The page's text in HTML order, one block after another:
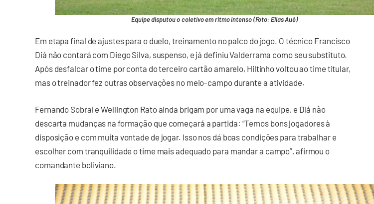
Equipe disputou o coletivo em ritmo intenso (Foto: Elias Auê)
Em etapa final de ajustes para o duelo, treinamento no palco do jogo. O técnico Francisco
Diá não contará com Diego Silva, suspenso, e já definiu Valderrama como seu substituto.
Após desfalcar o time por conta do terceiro cartão amarelo, Hiltinho voltou ao time titular,
mas o treinador fez outras observações no meio-campo durante a atividade.
Fernando Sobral e Wellington Rato ainda brigam por uma vaga na equipe, e Diá não
descarta mudanças na formação que começará a partida: “Temos bons jogadores à
disposição e com muita vontade de jogar. Isso nos dá boas condições para trabalhar e
escolher com tranquilidade o time mais adequado para mandar a campo”, afirmou o
comandante boliviano.